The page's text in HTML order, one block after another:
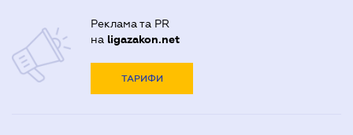
Реклама та PR
на ligazakon.net
ТАРИФИ